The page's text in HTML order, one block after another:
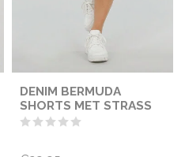
DENIM BERMUDA
SHORTS MET STRASS